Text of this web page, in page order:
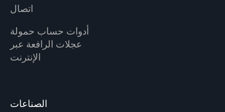
اتصال
أدوات حساب حمولة
عجلات الرافعة عبر
الإنترنت
الصناعات